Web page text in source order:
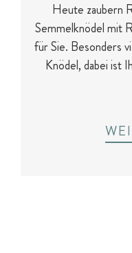
Heute zaubern
Semmelknödel mit
für Sie. Besonders
Knödel, dabei ist